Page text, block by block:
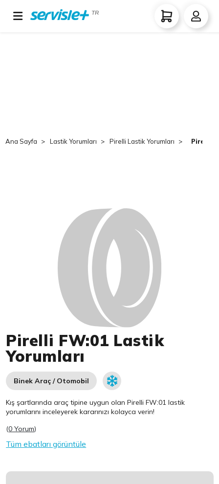
TR
Ana Sayfa Lastik Yorumları Pirelli Lastik Yorumları Pirelli
Pirelli FW:01 Lastik
Yorumları
Binek Araç / Otomobil
Kış şartlarında araç tipine uygun olanPirelli FW:01 lastik
yorumlarını inceleyerek kararınızı kolayca verin!
(0 Yorum)
Tüm ebatları görüntüle